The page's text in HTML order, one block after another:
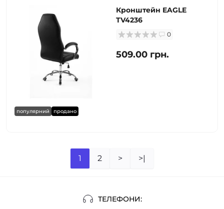
популярний продано
Кронштейн EAGLE
TV4236
0
509.00 грн.
1 2 > >|
ТЕЛЕФОНИ: